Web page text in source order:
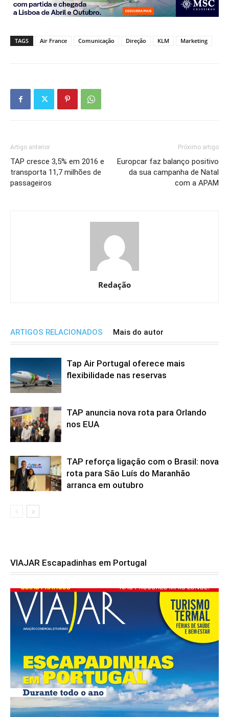
TAGS Air France Comunicação Direção KLM Marketing
Artigo anterior
TAP cresce 3,5% em 2016 e
transporta 11,7 milhões de
passageiros
Próximo artigo
Europcar faz balanço positivo
da sua campanha de Natal
com a APAM
Redação
ARTIGOS RELACIONADOS Mais do autor
Tap Air Portugal oferece mais
flexibilidade nas reservas
TAP anuncia nova rota para Orlando
nos EUA
TAP reforça ligação com o Brasil: nova
rota para São Luís do Maranhão
arranca em outubro
VIAJAR Escapadinhas em Portugal